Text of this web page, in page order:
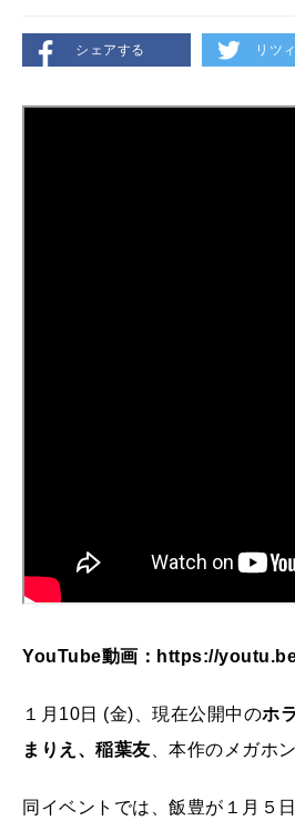
シェアする リツ
YouTube動画：https://
１月10日 (金)、現在公開中のホ
まりえ、稲葉友 、本作のメガホ
同イベントでは、飯豊が１月５